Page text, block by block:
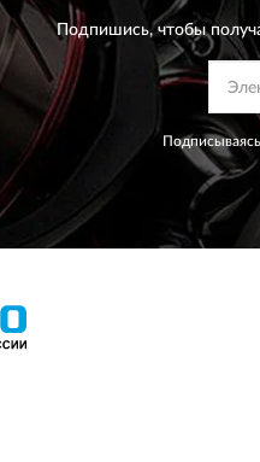
Подпишись, чтобы